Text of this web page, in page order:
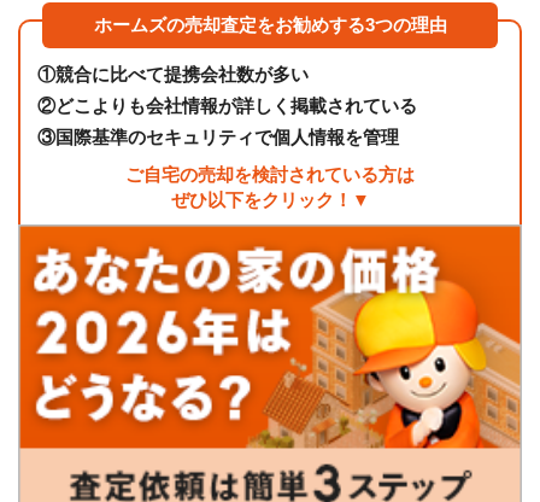
ホームズの売却査定をお勧めする3つの理由
①競合に比べて提携会社数が多い
②どこよりも会社情報が詳しく掲載されている
③国際基準のセキュリティで個人情報を管理
ご自宅の売却を検討されている方は
ぜひ以下をクリック！▼